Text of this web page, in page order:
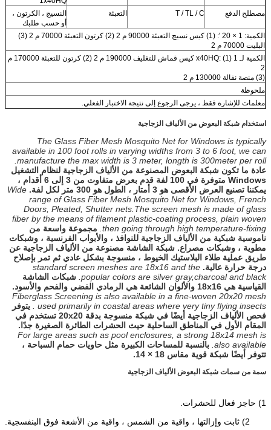
مصطلح الدفع
T / TL / C التعبئة
النسيج ، الكرتون ،
أو حسب طلبك
الكمية: 1 × 20 ': (1) كيس نسيج التعبئة 90000 م 2 (2) كرتون التعبئة 70000 م 2 (3)
البليت 70000 م 2
الكمية لـ 1 x40HQ: (1) كيس قماش للتغليف 190000 م 2 (2) كرتون للتعبئة 170000 م
2
(3) منصة نقالة 130000 م 2
ملحوظة
معلمات للإشارة فقط ، يرجى الرجوع إلى نتيجة الاختبار الفعلي.
استخدام شبكة البعوض من الألياف الزجاجية
The Glass Fiber Mesh Mosquito Net for Windows is typically
available in 100 foot rolls in varying widths from 3 to 6 foot, we can
manufacture the max width is 3 meter, longth is 300meter per roll.
عادة ما تكون شبكة البعوض المصنوعة من الألياف الزجاجية لنظام التشغيل
Windows متوفرة في 100 لفة قدم بعرض متفاوت من 3 إلى 6 أقدام ،
يمكننا تصنيع العرض الأقصى هو 3 أمتار ، الطول هو 300 متر لكل لفة.
Wide
range of Glass Fiber Mesh Mosquito Net for Windows, French
Doors, Pleated, Shutter nets.The screen mesh is made of glass
fiber by the means of filament plastic-coating process, plain woven
then going through high temperature-fixing. مجموعة واسعة من
ناموسية شبكية من الألياف الزجاجية للنوافذ ، والأبواب الفرنسية ، وشبكات
مطوية ، وشبكات مصراع. شبكة الشاشة مصنوعة من الألياف الزجاجية عن
طريق عملية طلاء البلاستيك الخيوط ، منسوجة بشكل عادي ثم تمر بإصلاح
درجة حرارة عالية. standard screen meshes are 18x16 and the
popular colors are silver gray,charcoal and black. شبكات الشاشة
القياسية هي 18x16 والألوان الشائعة هي الرمادي الفضي والفحم والأسود.
Fiberglass Screening is also available in a fine-woven 20x20 mesh
used primarily in coastal areas where very tiny flying insects .
يتوفر
فحص الألياف الزجاجية أيضًا في شبكة منسوجة بدقة 20x20 تستخدم في
المقام الأول في المناطق الساحلية حيث الحشرات الطائرة الصغيرة جدًا.
For large areas such as pool enclosures, a strong 18x14 mesh is
also available. بالنسبة للمساحات الكبيرة مثل حاويات حمام السباحة ،
تتوفر أيضًا شبكة قوية مقاس 18 × 14.
سمة من سمات شبكة البعوض الألياف الزجاجية
1) حاجز فعال للحشرات.
2) ثابت وإزالتها ، واقية من الشمس ، واقية من الأشعة فوق البنفسجية.